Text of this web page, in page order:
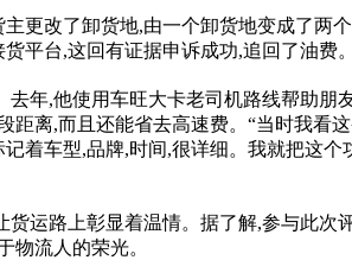
更改了卸货地,由一个卸货地变成了两
平台,这回有证据申诉成功,追回了油费
年,他使用车旺大卡老司机路线帮助
离,而且还能省去高速费。“当时我看
着车型,品牌,时间,很详细。我就把这
运路上彰显着温情。据了解,参与此次
物流人的荣光。